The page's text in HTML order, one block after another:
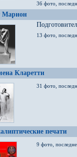
36 фото,
Марион
13 фото,
Кларетти
31 фото,
печати
9 фото,